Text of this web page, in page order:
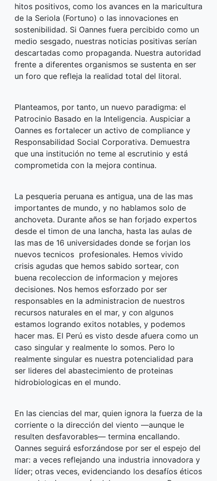
hitos positivos, como los avances en la maricultura
de la Seriola (Fortuno) o las innovaciones en
sostenibilidad. Si Oannes fuera percibido como un
medio sesgado, nuestras noticias positivas serían
descartadas como propaganda. Nuestra autoridad
frente a diferentes organismos se sustenta en ser
un foro que refleja la realidad total del litoral.
Planteamos, por tanto, un nuevo paradigma: el
Patrocinio Basado en la Inteligencia. Auspiciar a
Oannes es fortalecer un activo de compliance y
Responsabilidad Social Corporativa. Demuestra
que una institución no teme al escrutinio y está
comprometida con la mejora continua.
La pesqueria peruana es antigua, una de las mas
importantes de mundo, y no hablamos solo de
anchoveta. Durante años se han forjado expertos
desde el timon de una lancha, hasta las aulas de
las mas de 16 universidades donde se forjan los
nuevos tecnicos profesionales. Hemos vivido
crisis agudas que hemos sabido sortear, con
buena recoleccion de informacion y mejores
decisiones. Nos hemos esforzado por ser
responsables en la administracion de nuestros
recursos naturales en el mar, y con algunos
estamos logrando exitos notables, y podemos
hacer mas. El Perú es visto desde afuera como un
caso singular y realmente lo somos. Pero lo
realmente singular es nuestra potencialidad para
ser lideres del abastecimiento de proteinas
hidrobiologicas en el mundo.
En las ciencias del mar, quien ignora la fuerza de la
corriente o la dirección del viento —aunque le
resulten desfavorables— termina encallando.
Oannes seguirá esforzándose por ser el espejo del
mar: a veces reflejando una industria innovadora y
líder; otras veces, evidenciando los desafíos éticos